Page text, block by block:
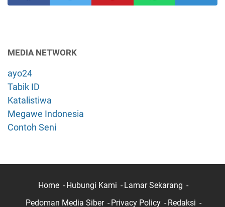
MEDIA NETWORK
ayo24
Tabik ID
Katalistiwa
Megawe Indonesia
Contoh Seni
Home Hubungi Kami
Lamar Sekarang
Pedoman Media Siber
Privacy Policy Redaksi